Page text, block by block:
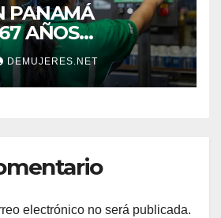
PANAMÁ
AÑOS
EL
DE LA
CERVECERA Y
DEMUJERES.NET
electrónico no será publicada.